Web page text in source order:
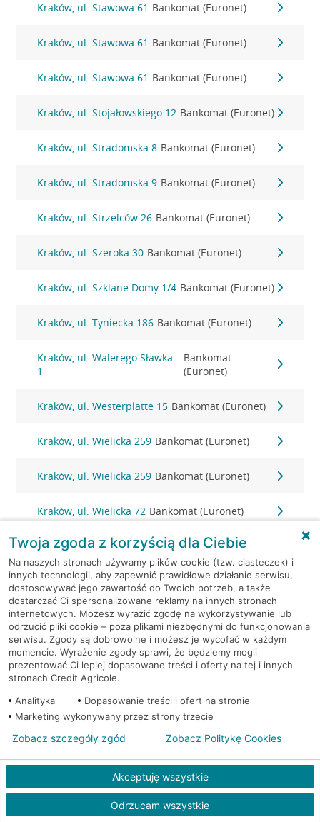
Kraków, ul. Stawowa 61 Bankomat (Euronet)
Kraków, ul. Stawowa 61 Bankomat (Euronet)
Kraków, ul. Stawowa 61 Bankomat (Euronet)
Kraków, ul. Stojałowskiego 12 Bankomat (Euronet)
Kraków, ul. Stradomska 8 Bankomat (Euronet)
Kraków, ul. Stradomska 9 Bankomat (Euronet)
Kraków, ul. Strzelców 26 Bankomat (Euronet)
Kraków, ul. Szeroka 30 Bankomat (Euronet)
Kraków, ul. Szklane Domy 1/4 Bankomat (Euronet)
Kraków, ul. Tyniecka 186 Bankomat (Euronet)
Kraków, ul. Walerego Sławka
1
Bankomat
(Euronet)
Kraków, ul. Westerplatte 15 Bankomat (Euronet)
Kraków, ul. Wielicka 259 Bankomat (Euronet)
Kraków, ul. Wielicka 259 Bankomat (Euronet)
Kraków, ul. Wielicka 72 Bankomat (Euronet)
Kraków, ul. Wielicka 72 Bankomat (Euronet)
Kraków, ul. Wielicka 72 Bankomat (Euronet)
Kraków, ul. Wielicka 79 Bankomat (Euronet)
Kraków, ul. Wiślna 6 Bankomat (Euronet)
Kraków, ul. Włoska 2
Kraków, ul. Wrocławska 43A Bankomat (Euronet)
Kraków, ul. Wysłouchów 1 Bankomat (Euronet)
Kraków, ul. Zakopiańska 105 Bankomat (Euronet)
Twoja zgoda z korzyścią dla Ciebie
Na naszych stronach używamy plików cookie (tzw. ciasteczek) i
innych technologii, aby zapewnić prawidłowe działanie serwisu,
dostosowywać jego zawartość do Twoich potrzeb, a także
dostarczać Ci spersonalizowane reklamy na innych stronach
internetowych. Możesz wyrazić zgodę na wykorzystywanie lub
odrzucić pliki cookie – poza plikami niezbędnymi do funkcjonowania
serwisu. Zgody są dobrowolne i możesz je wycofać w każdym
momencie. Wyrażenie zgody sprawi, że będziemy mogli
prezentować Ci lepiej dopasowane treści i oferty na tej i innych
stronach Credit Agricole.
Analityka
Dopasowanie treści i ofert na stronie
Marketing wykonywany przez strony trzecie
Akceptuję wszystkie
Odrzucam wszystkie
Zobacz szczegóły zgód Zobacz Politykę Cookies